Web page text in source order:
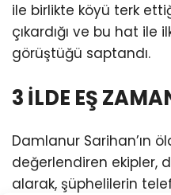
ile birlikte köyü terk
çıkardığı ve bu hat ile
görüştüğü saptandı.
3 İLDE EŞ
Damlanur Sarihan’ın
değerlendiren ekipler,
alarak, şüphelilerin